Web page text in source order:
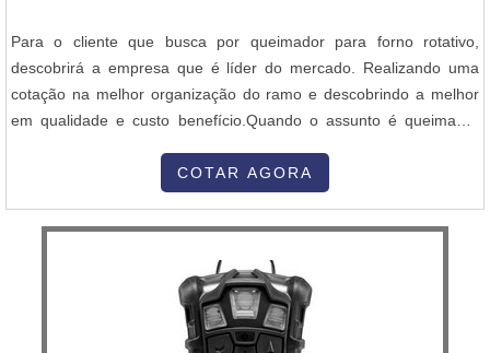
Para o cliente que busca por queimador para forno rotativo,
descobrirá a empresa que é líder do mercado. Realizando uma
cotação na melhor organização do ramo e descobrindo a melhor
em qualidade e custo benefício.Quando o assunto é queimador
encontrar proteção com soluções para estufas, fornos e
FORNO ROTATIVOA Inovatti Queimad...
COTAR AGORA